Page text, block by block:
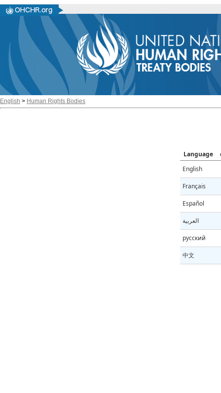
English > Human Rights Bodies
Language
English
Français
Español
العربية
русский
中文